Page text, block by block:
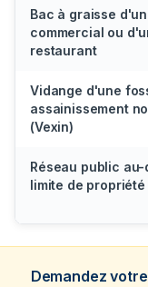
Bac à graisse
commercial ou
restaurant
Vidange d'une
assainissement
(Vexin)
Réseau public
limite de propriété
Demandez